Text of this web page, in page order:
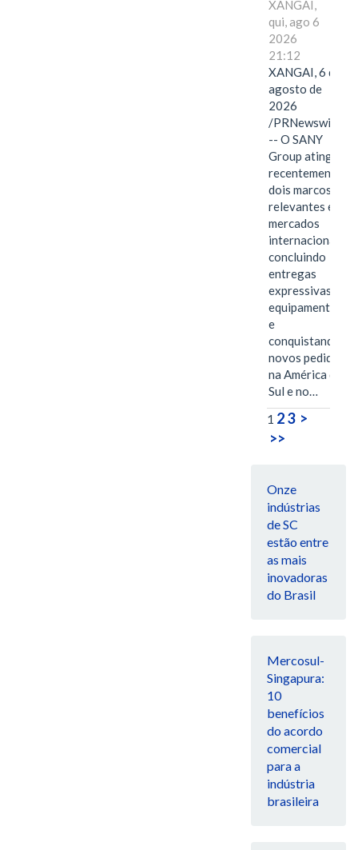
XANGAI,
qui, ago 6
2026
21:12
XANGAI, 6 de
agosto de
2026
/PRNewswire/
-- O SANY
Group atingiu
recentemente
dois marcos
relevantes em
mercados
internacionais,
concluindo
entregas
expressivas de
equipamentos
e
conquistando
novos pedidos
na América do
Sul e no…
1 23 >
>>
Onze
indústrias
de SC
estão entre
as mais
inovadoras
do Brasil
Mercosul-
Singapura:
10
benefícios
do acordo
comercial
para a
indústria
brasileira